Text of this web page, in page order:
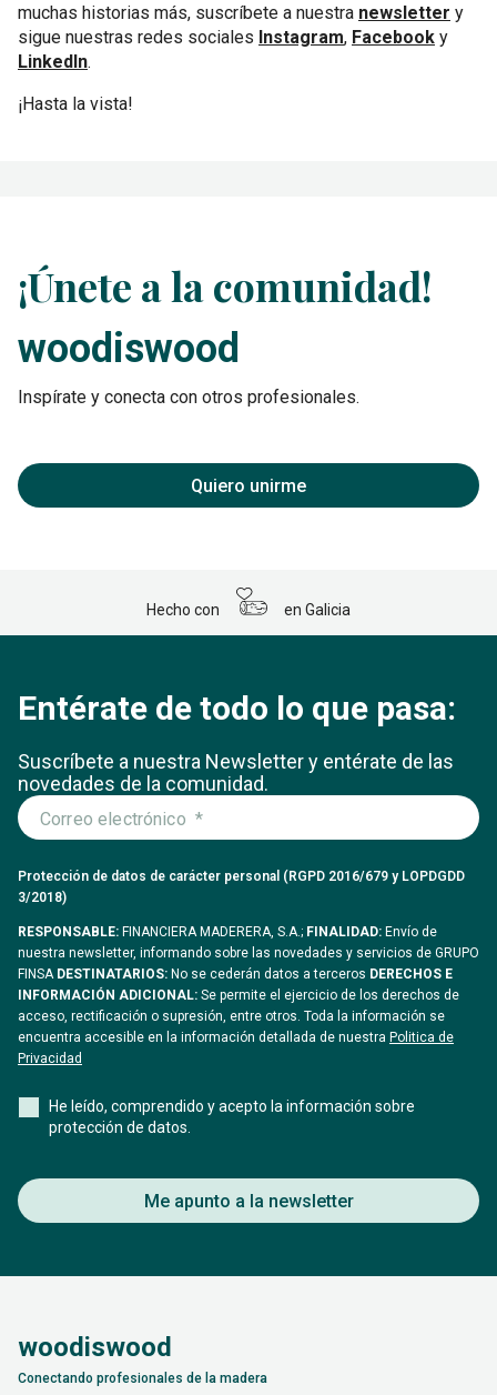
muchas historias más, suscríbete a nuestra newsletter y
sigue nuestras redes sociales Instagram, Facebook y
LinkedIn.
¡Hasta la vista!
¡Únete a la comunidad!
woodiswood
Inspírate y conecta con otros profesionales.
Quiero unirme
Hecho con en Galicia
Entérate de todo lo que pasa:
Suscríbete a nuestra Newsletter y entérate de las
novedades de la comunidad.
Protección de datos de carácter personal (RGPD 2016/679 y LOPDGDD
3/2018)
RESPONSABLE: FINANCIERA MADERERA, S.A.; FINALIDAD: Envío de
nuestra newsletter, informando sobre las novedades y servicios de GRUPO
FINSADESTINATARIOS: No se cederán datos a terceros DERECHOS E
INFORMACIÓN ADICIONAL: Se permite el ejercicio de los derechos de
acceso, rectificación o supresión, entre otros. Toda la información se
encuentra accesible en la información detallada de nuestra Politica de
Privacidad
He leído, comprendido y acepto la información sobre
protección de datos.
Me apunto a la newsletter
woodiswood
Conectando profesionales de la madera